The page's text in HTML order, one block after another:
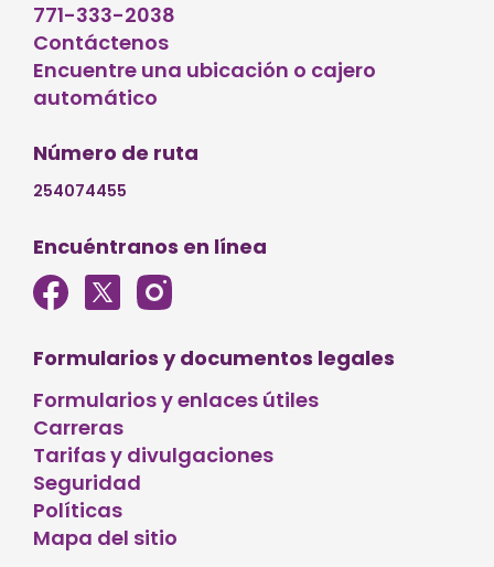
771-333-2038
Contáctenos
Encuentre una ubicación o cajero
automático
Número de ruta
254074455
Encuéntranos en línea
Formularios y documentos legales
Formularios y enlaces útiles
Carreras
Tarifas y divulgaciones
Seguridad
Políticas
Mapa del sitio